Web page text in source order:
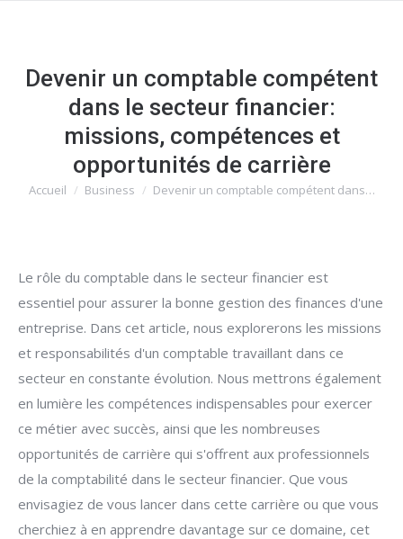
Devenir un comptable compétent
dans le secteur financier:
missions, compétences et
opportunités de carrière
Vous êtes ici :
Accueil Business Devenir un comptable compétent dans…
Le rôle du comptable dans le secteur financier est
essentiel pour assurer la bonne gestion des finances d'une
entreprise. Dans cet article, nous explorerons les missions
et responsabilités d'un comptable travaillant dans ce
secteur en constante évolution. Nous mettrons également
en lumière les compétences indispensables pour exercer
ce métier avec succès, ainsi que les nombreuses
opportunités de carrière qui s'offrent aux professionnels
de la comptabilité dans le secteur financier. Que vous
envisagiez de vous lancer dans cette carrière ou que vous
cherchiez à en apprendre davantage sur ce domaine, cet